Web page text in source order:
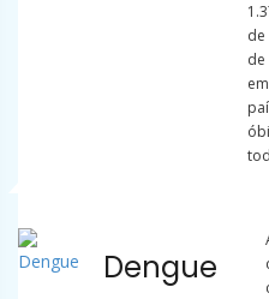
de
de
Dengue